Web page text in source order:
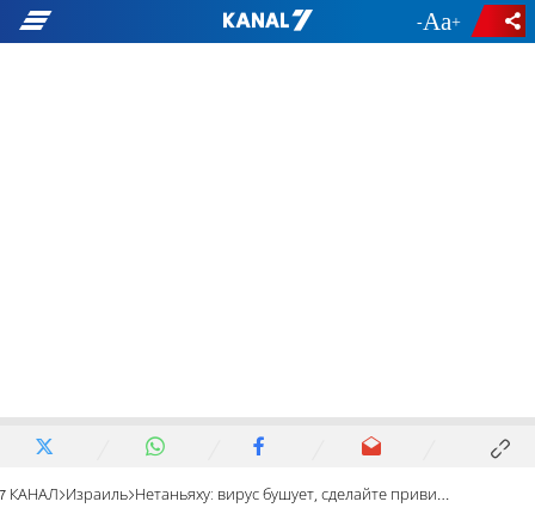
- +
7 КАНАЛ Израиль Нетаньяху: вирус бушует, сделайте прививку